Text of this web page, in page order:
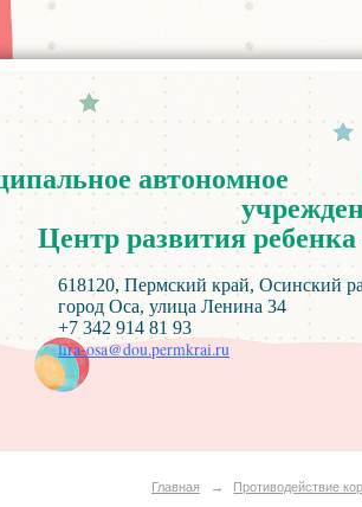
автономное
Центр развития ребенка
край, Осинский
улица Ленина 34
914 81 93
lira-osa@dou.permkrai.ru
Главная → Противодействие